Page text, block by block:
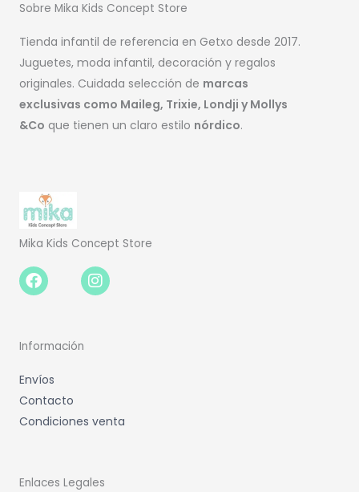
Sobre Mika Kids Concept Store
Tienda infantil de referencia en Getxo desde 2017.
Juguetes, moda infantil, decoración y regalos
originales. Cuidada selección de marcas
exclusivas como Maileg, Trixie, Londji y Mollys
&Co que tienen un claro estilo nórdico.
Mika Kids Concept Store
Facebook-
f
Instagram
Información
Envíos
Contacto
Condiciones venta
Enlaces Legales